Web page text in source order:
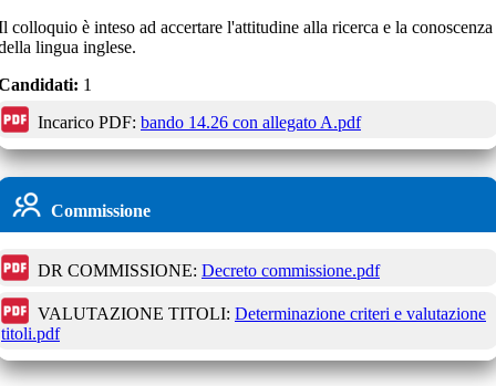
colloquio è inteso ad accertare l'attitudine alla ricerca e la conoscenza
lingua inglese.
1
Incarico PDF: bando 14.26 con allegato A.pdf
Commissione
DR COMMISSIONE: Decreto commissione.pdf
VALUTAZIONE TITOLI: Determinazione criteri e valutazione
titoli.pdf